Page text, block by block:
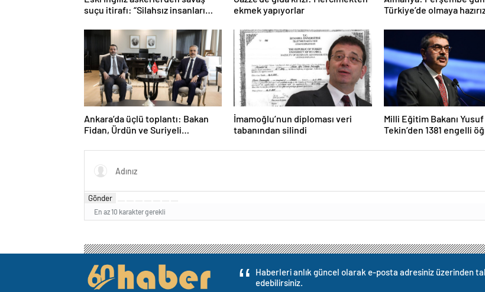
suçu itirafı: “Silahsız insanları
ekmek yapıyorlar
Türkiye’de olmaya
Ankara’da üçlü toplantı: Bakan
Fidan, Ürdün ve Suriyeli
İmamoğlu’nun diploması veri
tabanından silindi
Milli Eğitim Bakanı Yusuf
Tekin’den 1381 engelli
Gönder
En az 10 karakter gerekli
Haberleri anlık güncel olarak e-posta adresiniz üzerinden
edebilirsiniz.